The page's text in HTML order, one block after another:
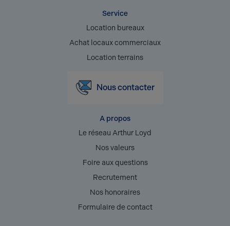
Service
Location bureaux
Achat locaux commerciaux
Location terrains
Nous contacter
A propos
Le réseau Arthur Loyd
Nos valeurs
Foire aux questions
Recrutement
Nos honoraires
Formulaire de contact